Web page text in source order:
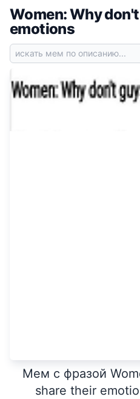
Women: Why
emotions
Мем с фразой
share their